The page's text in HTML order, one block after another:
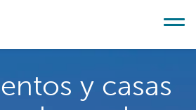
y casas